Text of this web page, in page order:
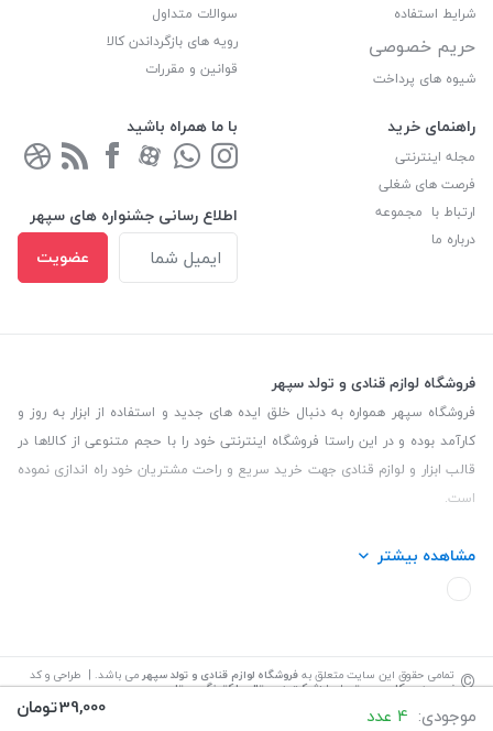
موجودی: 4 عدد 39,000تومان
شرایط استفاده
حریم خصوصی
شیوه های پرداخت
سوالات متداول
رویه های بازگرداندن کالا
قوانین و مقررات
راهنمای خرید
مجله اینترنتی
فرصت های شغلی
ارتباط با مجموعه
درباره ما
با ما همراه باشید
اطلاع رسانی جشنواره های سپهر
عضویت
فروشگاه لوازم قنادی و تولد سپهر
فروشگاه سپهر همواره به دنبال خلق ایده های جدید و استفاده از ابزار به روز و
کارآمد بوده و در این راستا فروشگاه اینترنتی خود را با حجم متنوعی از کالاها در
قالب ابزار و لوازم قنادی جهت خرید سریع و راحت مشتریان خود راه اندازی نموده
است.
این فروشگاه تمام تلاش خود را نموده تا کالاهایی با کیفیت و با حداقل قیمت
عرضه نماید.
مشاهده بیشتر
© تمامی حقوق این سایت متعلق بهفروشگاه لوازم قنادی و تولد سپهر می باشد. | طراحی و کد
نویسی:سپکام سیستماجرا:شرکت دیجیتال مارکتینگ سپتا